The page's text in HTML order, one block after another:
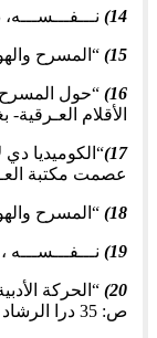
14) نـــفـــســـه،
15) “المسرح
16)
الأقلام العـرقية-
17) “الكوميديا دي
عصمت مكتبة
18) “المسرح
19) نـــفـــســـه
20) “الحركة
ص: 35 درا الرشاد الحديثة/ 1977